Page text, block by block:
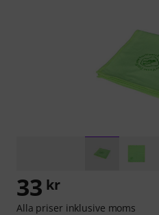
33 kr
Alla priser inklusive moms